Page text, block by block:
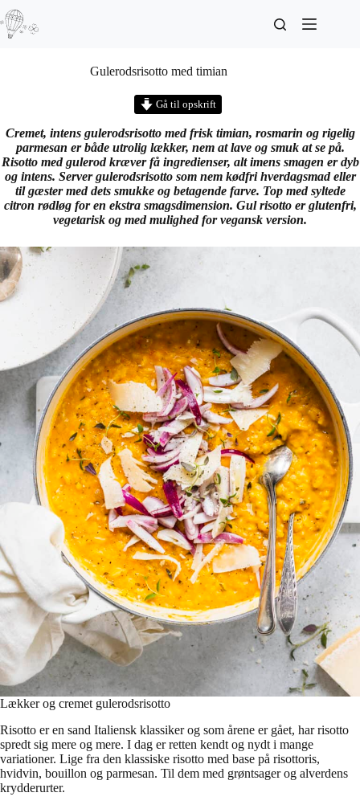
Gulerodsrisotto med timian
Gå til opskrift
Cremet, intens gulerodsrisotto med frisk timian, rosmarin og rigelig
parmesan er både utrolig lækker, nem at lave og smuk at se på.
Risotto med gulerod kræver få ingredienser, alt imens smagen er dyb
og intens. Server gulerodsrisotto som nem kødfri hverdagsmad eller
til gæster med dets smukke og betagende farve. Top med syltede
citron rødløg for en ekstra smagsdimension. Gul risotto er glutenfri,
vegetarisk og med mulighed for vegansk version.
Lækker og cremet gulerodsrisotto
Risotto er en sand Italiensk klassiker og som årene er gået, har risotto
spredt sig mere og mere. I dag er retten kendt og nydt i mange
variationer. Lige fra den klassiske risotto med base på risottoris,
hvidvin, bouillon og parmesan. Til dem med grøntsager og alverdens
krydderurter.